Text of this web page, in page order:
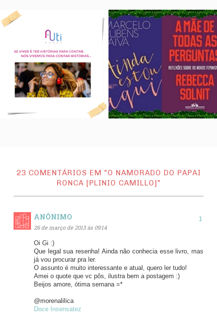
23 COMENTÁRIOS EM "O NAMORADO DO PAPAI
RONCA [PLINIO CAMILLO]"
ANÔNIMO
26 de março de 2013 às 09:14
Oi Gi :)
Que legal sua resenha! Ainda não conhecia esse livro, mas
já vou procurar pra ler.
O assunto é muito interessante e atual, quero ler tudo!
Amei o quote que vc pôs, ilustra bem a postagem :)
Beijos amore, ótima semana =*
@morenalilica
Doce Insensatez